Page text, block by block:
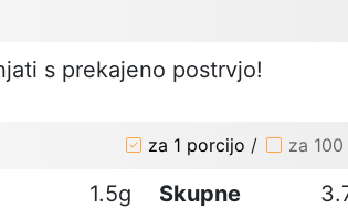
s prekajeno postrvjo!
za 1 porcijo / za 100
1.5g
Skupne